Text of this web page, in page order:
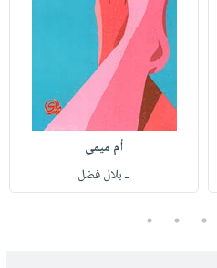
أم ميمي
لـ بلال فضل
3
4
5